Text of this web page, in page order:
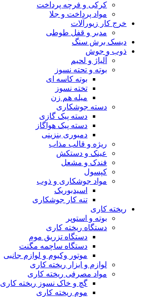
کرکی و فرچه پرداخت
مواد پرداخت و جلا
خرج کار زیورآلات
مدبر و قفل طوطی
دیسک برش سنگ
ذوب و جوش
آلیاژ و لحیم
بوته و تحته نسوز
بوته کاسه ای
تخته نسوز
میله هم زن
دسته جوشکاری
دسته پیک گازی
دسته پیک هواگاز
دمبوری بنزینی
ریژه و قالب مذاب
عینک و دستکش
فندک و مشعل
کپسول
مواد جوشکاری و ذوب
اسیدبوریک
تنه کار جوشکاری
ریخته کاری
بوته و استوپر
دستگاه ریخته کاری
دستگاه تزریق موم
دستگاه ساچمه مگنت
موتور وکیوم و لوازم جانبی
لوازم و ابزار ریخته کاری
مواد مصرفی ریخته کاری
گچ و خاک نسوز ریخته کاری
موم ریخته کاری